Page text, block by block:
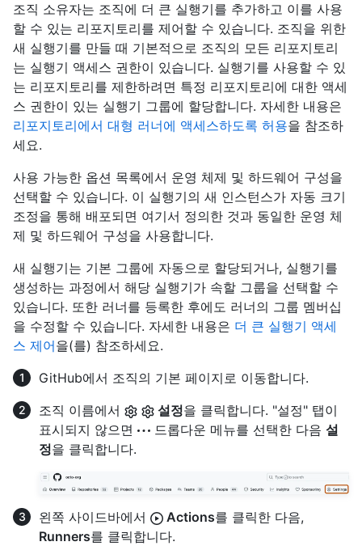
조직 소유자는 조직에 더 큰 실행기를 추가하고 이를 사용
할 수 있는 리포지토리를 제어할 수 있습니다. 조직을 위한
새 실행기를 만들 때 기본적으로 조직의 모든 리포지토리
는 실행기 액세스 권한이 있습니다. 실행기를 사용할 수 있
는 리포지토리를 제한하려면 특정 리포지토리에 대한 액세
스 권한이 있는 실행기 그룹에 할당합니다. 자세한 내용은
리포지토리에서 대형 러너에 액세스하도록 허용을 참조하
세요.
사용 가능한 옵션 목록에서 운영 체제 및 하드웨어 구성을
선택할 수 있습니다. 이 실행기의 새 인스턴스가 자동 크기
조정을 통해 배포되면 여기서 정의한 것과 동일한 운영 체
제 및 하드웨어 구성을 사용합니다.
새 실행기는 기본 그룹에 자동으로 할당되거나, 실행기를
생성하는 과정에서 해당 실행기가 속할 그룹을 선택할 수
있습니다. 또한 러너를 등록한 후에도 러너의 그룹 멤버십
을 수정할 수 있습니다. 자세한 내용은 더 큰 실행기 액세
스 제어을(를) 참조하세요.
GitHub에서 조직의 기본 페이지로 이동합니다.
조직 이름에서
설정을 클릭합니다. "설정" 탭이
표시되지 않으면
드롭다운 메뉴를 선택한 다음 설
정을 클릭합니다.
왼쪽 사이드바에서 Actions를 클릭한 다음,
Runners를 클릭합니다.